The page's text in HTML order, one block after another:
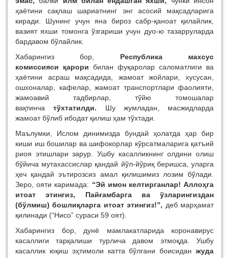
ҳаётини сақлаш шариатнинг энг асосий мақсадларига
киради. Шунинг учун яна бироз сабр-қаноат қилайлик,
вазият яхши томонга ўзгариши учун дуо-ю тазарруларда
бардавом бўлайлик.
Хабарингиз бор,
Республика махсус
комиссияси
қарори билан фуқаролар саломатлиги ва
ҳаётини асраш мақсадида, жамоат жойлари, хусусан,
ошхоналар, кафелар, жамоат транспортлари фаолияти,
жамоавий тадбирлар, тўйю томошалар
вақтинча
тўхтатилди.
Шу жумладан, масжидларда
жамоат бўлиб ибодат қилиш ҳам тўхтади.
Маълумки, Ислом динимизда бундай ҳолатда ҳар бир
киши иш бошилар ва шифокорлар кўрсатмаларига қатъий
риоя этишлари зарур. Ушбу касалликнинг олдини олиш
бўйича мутахассислар қандай йўл-йўриқ беришса, уларга
ҳеч қандай эътирозсиз амал қилишимиз лозим бўлади.
Зеро, ояти каримада: “Эй имон келтирганлар! Аллоҳга
итоат этингиз, Пайғамбарга ва ўзларингиздан
(бўлмиш) бошлиқларга итоат этингиз!”, деб марҳамат
қилинади (“Нисо” сураси 59 оят).
Хабарингиз бор, дунё мамлакатларида коронавирус
касаллиги тарқалиши турлича давом этмоқда. Ушбу
касаллик юқиш эҳтимоли катта бўлгани боисидан жуда